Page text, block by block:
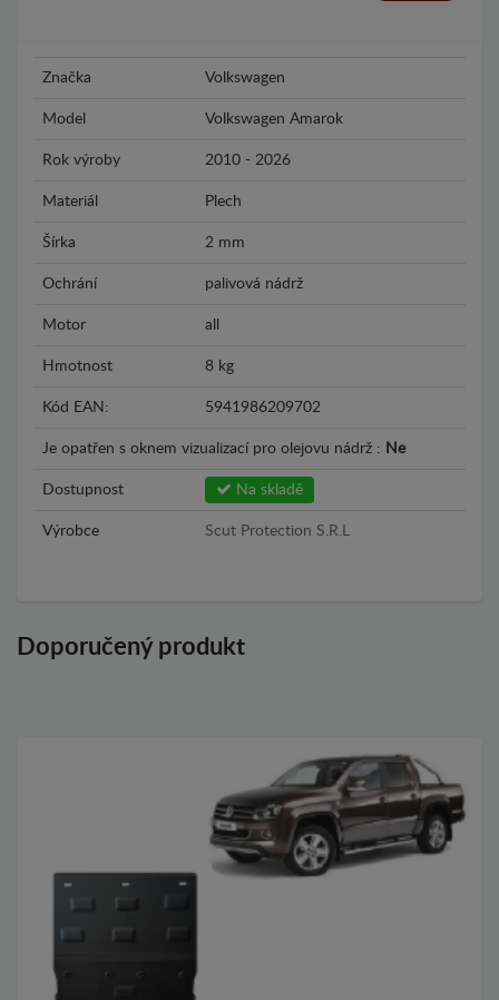
Značka Volkswagen
Model Volkswagen Amarok
Rok výroby 2010 - 2026
Materiál Plech
Šírka 2 mm
Ochrání palivová nádrž
Motor all
Hmotnost 8 kg
Kód EAN: 5941986209702
Je opatřen s oknem vizualizací pro olejovu nádrž : Ne
Dostupnost Na skladě
Výrobce Scut Protection S.R.L
Doporučený produkt